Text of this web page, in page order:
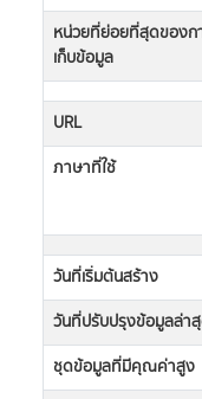
หน่วยที่ย่อยที่สุดของก
เก็บข้อมูล
URL
ภาษาที่ใช้
วันที่เริ่มต้นสร้าง
วันที่ปรับปรุงข้อมูลล่า
ชุดข้อมูลที่มีคุณค่าสูง